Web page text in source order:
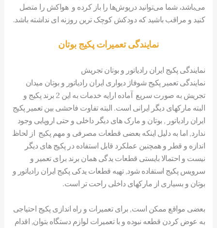
می‌باشد، شما می‌توانید درپوش‌ها را باز کرده و هواکش را متصل
کنید و مراقب باشید که دودکش کوچک ترین روزنه ای نداشته باشد.
نمایندگی تعمیرات پکیج بوتان
نمایندگی پکیج ایران رادیاتور و بوتان تجریش
نمایندگی تعمیر پکیج شوفاژ دیواری ایران رادیاتور و بوتان میدان
تجریش به صورت سریع آماده ارایه خدمات به این 2 برند پکیج و
البته مارکهای دیگر ایرانی است. البته تفاوت فاحشی بین تعمیر پکیج
ایران رادیاتور , بوتان و مارک های دیگر داخلی و حتی اروپایی وجود
ندارد, اما به دلیل اینکه بعضی قطعات مصرفی و مهم پکیج از لحاظ
اندازه و قطر و همچنین عملکرد قابل استفاده در پکیج های دیگر
نیست و احتمالا بایستی قطعات یدگی همان برند برای تعمیر و
سرویس پکیج استفاده شود, تهیه قطعات یدکی پکیج ایران رادیاتور و
بوتان و بسیاری از مارکهای داخلی راحت تر است.
بعضی مواقع ممکن است, برای تعمیرات و راه اندازی پکیج احتیاجی
به عوض کردن قطعه نبوده و با تعمیرات لوازم دستگاه بتوان, اقدام